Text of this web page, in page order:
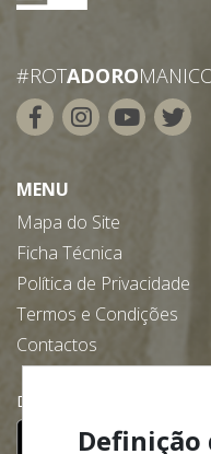
#ROTADORO
MENU
Mapa do Site
Ficha Técnica
Política de Privacidade
Termos e Condições
Contactos
Descarregue gratuitamente
Definição